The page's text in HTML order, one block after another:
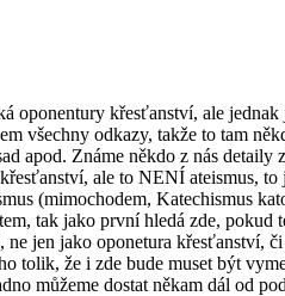
křesťanství, ale
všechny odkazy, takže to tam
Známe někdo z nás
ale to NENÍ ateismus,
(mimochodem, Katechismus
tak jako první hledá zde,
jen jako oponetura
tolik, že i zde bude muset být
můžeme dostat někam dál od